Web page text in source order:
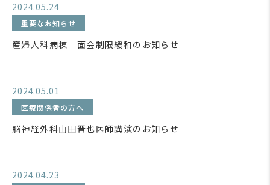
2024.05.24
重要なお知らせ
産婦人科病棟 面会制限緩和のお知らせ
2024.05.01
医療関係者の方へ
脳神経外科山田晋也医師講演のお知らせ
2024.04.23